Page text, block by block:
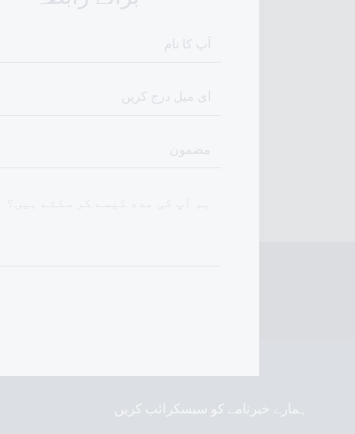
آپ کا نام
ای میل درج کریں
مضمون
ہمارے خبرنامے کو سبسکرائب کریں